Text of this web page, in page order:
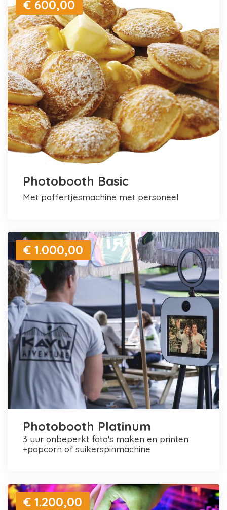
€ 600,00
Photobooth Basic
met poffertjesmachine met personeel
€ 1.000,00
Photobooth Platinum
3 uur onbeperkt foto's maken en printen
+popcorn of suikerspinmachine
€ 1.200,00